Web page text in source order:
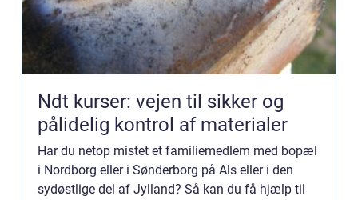
Ndt kurser: vejen til sikker og
pålidelig kontrol af materialer
Har du netop mistet et familiemedlem med bopæl
i Nordborg eller i Sønderborg på Als eller i den
sydøstlige del af Jylland? Så kan du få hjælp til